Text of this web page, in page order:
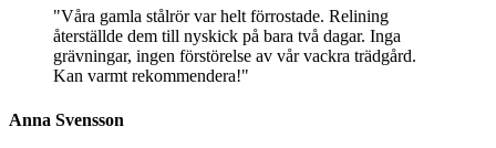
"Våra gamla stålrör var helt förrostade. Relining
återställde dem till nyskick på bara två dagar. Inga
grävningar, ingen förstörelse av vår vackra trädgård.
Kan varmt rekommendera!"
Anna Svensson